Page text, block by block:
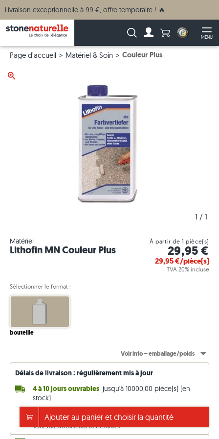
Livraison exceptionnelle à 99 €, offre temporaire ! 🔥
MENU
Recherche :Anzahl
Page d'accueil Matériel & Soin Couleur Plus
1 / 1
Matériel
Lithofin MN Couleur Plus
À partir de 1 pièce(s)
29,95 €
29,95€/pièce(s)
TVA 20% incluse
Sélectionner le format :
bouteille
Voir info – emballage/poids
Délais de livraison : régulièrement mis à jour
4 à 10 jours ouvrables jusqu'à 10000,00 pièce(s) (en
stock)
Voir les détails de la livraison
Ajouter au panier et choisir la quantité